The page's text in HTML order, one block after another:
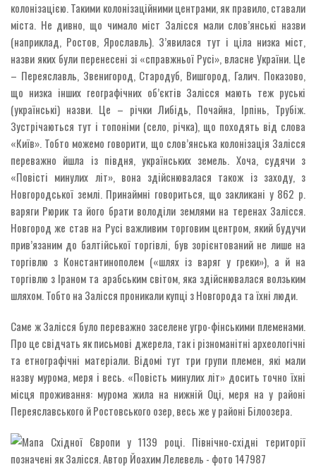
колонізацією. Такими колонізаційними центрами, як правило, ставали
міста. Не дивно, що чимало міст Залісся мали слов’янські назви
(наприклад, Ростов, Ярославль). З’явилася тут і ціла низка міст,
назви яких були перенесені зі «справжньої Русі», власне України. Це
– Переяславль, Звенигород, Стародуб, Вишгород, Галич. Показово,
що низка інших географічних об’єктів Залісся мають теж руські
(українські) назви. Це – річки Либідь, Почайна, Ірпінь, Трубіж.
Зустрічаються тут і топоніми (село, річка), що походять від слова
«Київ». Тобто можемо говорити, що слов’янська колонізація Залісся
переважно йшла із півдня, українських земель. Хоча, судячи з
«Повісті минулих літ», вона здійснювалася також із заходу, з
Новгородської землі. Принаймні говориться, що закликані у 862 р.
варяги Рюрик та його брати володіли землями на теренах Залісся.
Новгород же став на Русі важливим торговим центром, який будучи
прив’язаним до балтійської торгівлі, був зорієнтований не лише на
торгівлю з Константинополем («шлях із варяг у греки»), а й на
торгівлю з Іраном та арабським світом, яка здійснювалася волзьким
шляхом. Тобто на Залісся проникали купці з Новгорода та їхні люди.
Саме ж Залісся було переважно заселене угро-фінськими племенами.
Про це свідчать як письмові джерела, так і різноманітні археологічні
та етнографічні матеріали. Відомі тут три групи племен, які мали
назву мурома, меря і весь. «Повість минулих літ» досить точно їхні
місця проживання: мурома жила на нижній Оці, меря на у районі
Переяславського й Ростовського озер, весь же у районі Білоозера.